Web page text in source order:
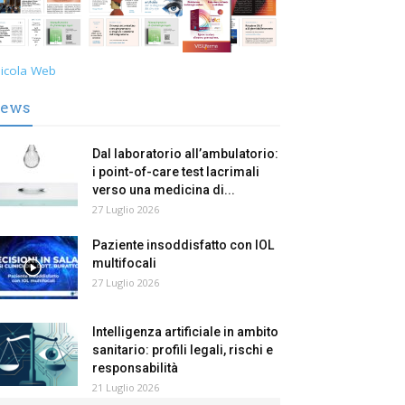
Web
Dal laboratorio all’ambulatorio:
i point-of-care test lacrimali
verso una medicina di...
27 Luglio 2026
Paziente insoddisfatto con IOL
multifocali
27 Luglio 2026
Intelligenza artificiale in ambito
sanitario: profili legali, rischi e
responsabilità
21 Luglio 2026